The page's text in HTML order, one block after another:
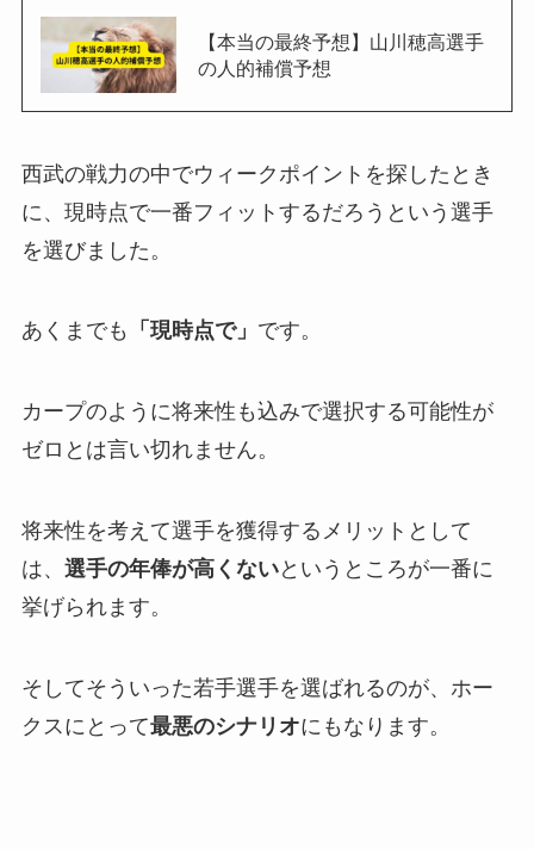
【本当の最終予想】山川穂高選手
の人的補償予想
西武の戦力の中でウィークポイントを探したとき
に、現時点で一番フィットするだろうという選手
を選びました。
あくまでも 「現時点で」 です。
カープのように将来性も込みで選択する可能性が
ゼロとは言い切れません。
将来性を考えて選手を獲得するメリットとして
は、 選手の年俸が高くないというところが一番に
挙げられます。
そしてそういった若手選手を選ばれるのが、ホー
クスにとって最悪のシナリオにもなります。